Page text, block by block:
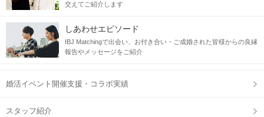
交えてご紹介します
しあわせエピソード
IBJ Matchingで出会い、お付き合い・ご成婚された皆様からの良縁
報告やメッセージをご紹介
婚活イベント開催支援・コラボ実績
スタッフ紹介